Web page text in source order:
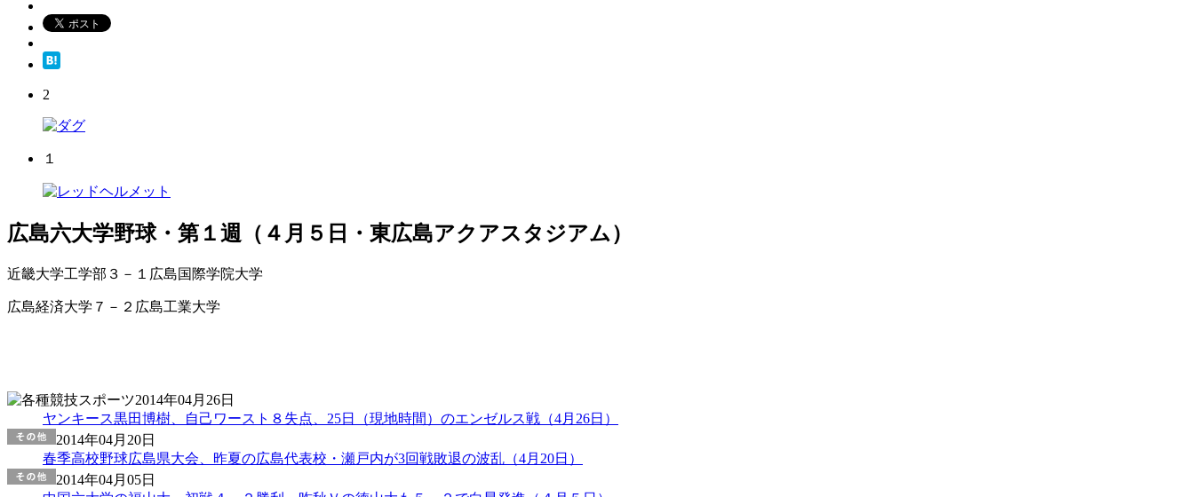
2
１
広島六大学野球・第１週（４月５日・東広島アクアスタジアム）
近畿大学工学部３－１広島国際学院大学
広島経済大学７－２広島工業大学
2014年04月26日
ヤンキース黒田博樹、自己ワースト８失点、25日（現地時間）のエンゼルス戦（4月26日）
2014年04月20日
春季高校野球広島県大会、昨夏の広島代表校・瀬戸内が3回戦敗退の波乱（4月20日）
2014年04月05日